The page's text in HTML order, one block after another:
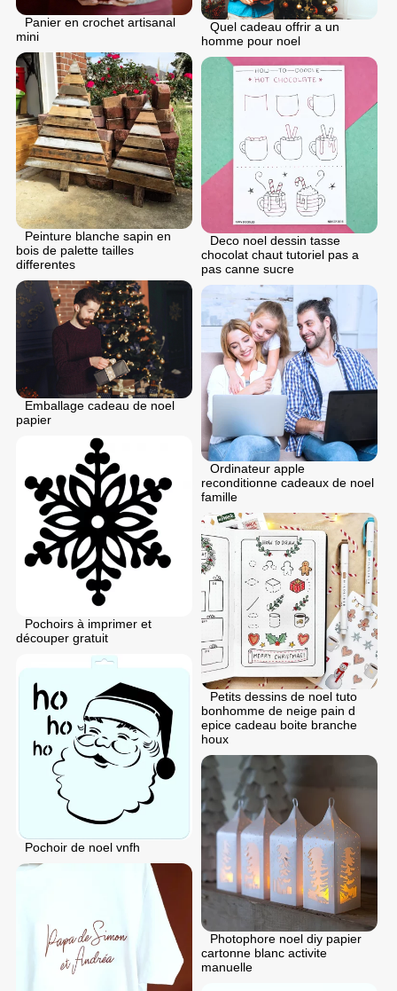
Panier en crochet artisanal
mini
Quel cadeau offrir a un
homme pour noel
Peinture blanche sapin en
bois de palette tailles
differentes
Deco noel dessin tasse
chocolat chaut tutoriel pas a
pas canne sucre
Emballage cadeau de noel
papier
Ordinateur apple
reconditionne cadeaux de noel
famille
Pochoirs à imprimer et
découper gratuit
Petits dessins de noel tuto
bonhomme de neige pain d
epice cadeau boite branche
houx
Pochoir de noel vnfh
Photophore noel diy papier
cartonne blanc activite
manuelle